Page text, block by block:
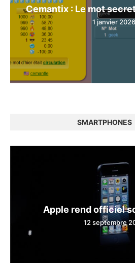
Cemantix : Le mot
1 janvier 2026
SMARTPHONES
Apple rend officiel
12 septembre